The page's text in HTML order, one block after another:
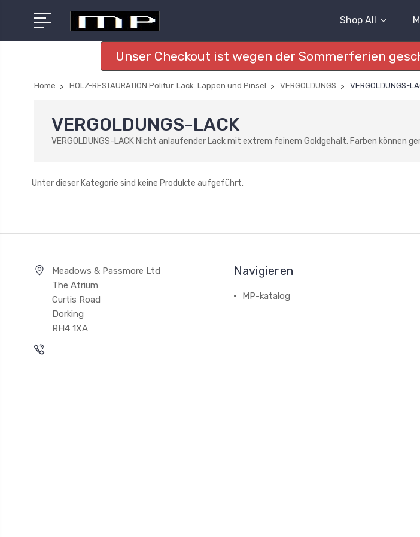
Shop All
Unser Checkout ist wegen der Sommerferien
Home HOLZ-RESTAURATION Politur. Lack. Lappen und Pinsel VERGOLDUNGS VERGOLDUNGS-
VERGOLDUNGS-LACK
VERGOLDUNGS-LACK Nicht anlaufender Lack mit extrem feinem Goldgehalt. Farben können
Unter dieser Kategorie sind keine Produkte aufgeführt.
Meadows & Passmore Ltd
The Atrium
Curtis Road
Dorking
RH4 1XA
Navigieren
MP-katalog